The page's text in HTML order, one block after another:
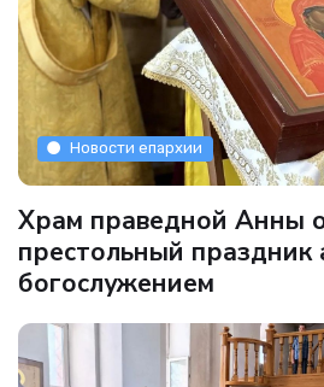
Новости епархии
Храм праведной Анны
престольный праздник
богослужением